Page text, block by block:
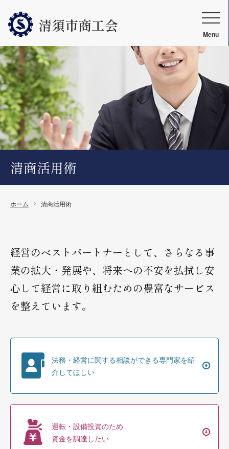
清須市商工会
Menu
清商活用術
ホーム 清商活用術
経営のベストパートナーとして、さらなる事
業の拡大・発展や、 将来への不安を払拭し安
心して経営に取り組むための豊富なサービス
を整えています。
法務・経営に関する相談ができる専門家を紹
介してほしい
運転・設備投資のため
資金を調達したい